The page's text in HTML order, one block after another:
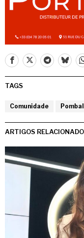
TAGS
Comunidade Pombal
ARTIGOS